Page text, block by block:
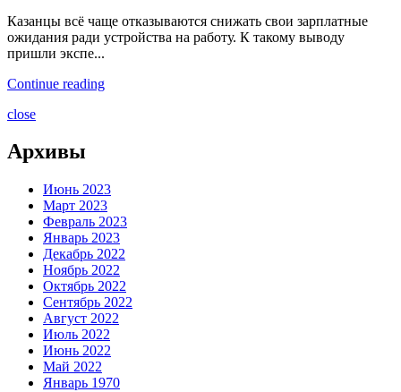
Казанцы всё чаще отказываются снижать свои зарплатные
ожидания ради устройства на работу. К такому выводу
пришли экспе...
Continue reading
close
Архивы
Июнь 2023
Март 2023
Февраль 2023
Январь 2023
Декабрь 2022
Ноябрь 2022
Октябрь 2022
Сентябрь 2022
Август 2022
Июль 2022
Июнь 2022
Май 2022
Январь 1970